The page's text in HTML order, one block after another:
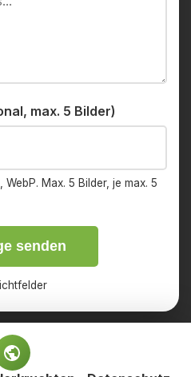
max. 5 Bilder)
WebP. Max. 5 Bilder, je max. 5
senden